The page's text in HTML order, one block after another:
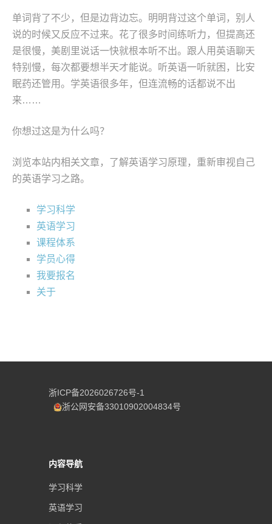
单词背了不少，但是边背边忘。明明背过这个单词，别人
说的时候又反应不过来。花了很多时间练听力，但提高还
是很慢，美剧里说话一快就根本听不出。跟人用英语聊天
特别慢，每次都要想半天才能说。听英语一听就困，比安
眠药还管用。学英语很多年，但连流畅的话都说不出
来……
你想过这是为什么吗？
浏览本站内相关文章，了解英语学习原理，重新审视自己
的英语学习之路。
学习科学
英语学习
课程体系
学员心得
我要报名
关于
浙ICP备2026026726号-1
浙公网安备33010902004834号
内容导航
学习科学
英语学习